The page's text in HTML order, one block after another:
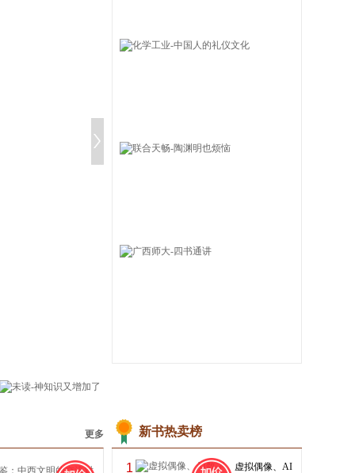
更多 新书热卖榜
1
虚拟偶像、AI